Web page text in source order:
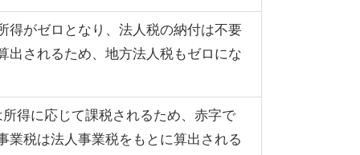
得がゼロとなり、法人税の納付は不要
出されるため、地方法人税もゼロにな
得に応じて課税されるため、赤字で
業税は法人事業税をもとに算出される